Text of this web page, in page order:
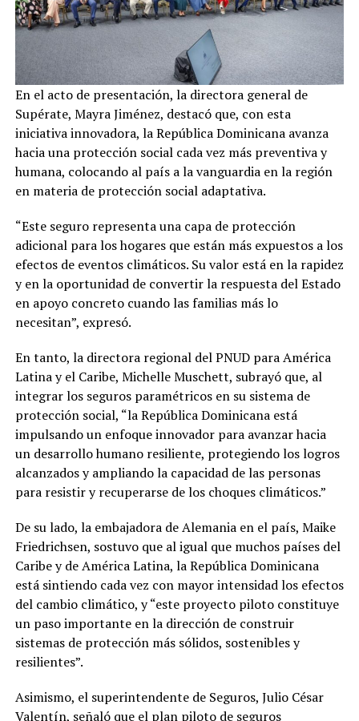
En el acto de presentación, la directora general de
Supérate, Mayra Jiménez, destacó que, con esta
iniciativa innovadora, la República Dominicana avanza
hacia una protección social cada vez más preventiva y
humana, colocando al país a la vanguardia en la región
en materia de protección social adaptativa.
“Este seguro representa una capa de protección
adicional para los hogares que están más expuestos a los
efectos de eventos climáticos. Su valor está en la rapidez
y en la oportunidad de convertir la respuesta del Estado
en apoyo concreto cuando las familias más lo
necesitan”, expresó.
En tanto, la directora regional del PNUD para América
Latina y el Caribe, Michelle Muschett, subrayó que, al
integrar los seguros paramétricos en su sistema de
protección social, “la República Dominicana está
impulsando un enfoque innovador para avanzar hacia
un desarrollo humano resiliente, protegiendo los logros
alcanzados y ampliando la capacidad de las personas
para resistir y recuperarse de los choques climáticos.”
De su lado, la embajadora de Alemania en el país, Maike
Friedrichsen, sostuvo que al igual que muchos países del
Caribe y de América Latina, la República Dominicana
está sintiendo cada vez con mayor intensidad los efectos
del cambio climático, y “este proyecto piloto constituye
un paso importante en la dirección de construir
sistemas de protección más sólidos, sostenibles y
resilientes”.
Asimismo, el superintendente de Seguros, Julio César
Valentín, señaló que el plan piloto de seguros